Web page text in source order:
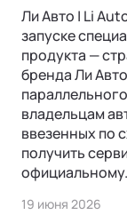
Ли Авто | Li
запуске
продукта —
бренда Ли
владельцам
ввезенных по
получить
официальному.
19 июня 2026